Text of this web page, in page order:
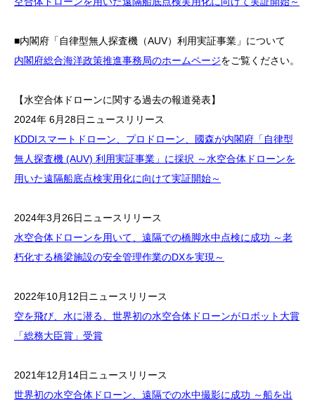
■内閣府「自律型無人探査機（AUV）利用実証事業」について
内閣府総合海洋政策推進事務局のホームページをご覧ください。
【水空合体ドローンに関する過去の報道発表】
2024年 6月28日ニュースリリース
KDDIスマートドローン、プロドローン、國森が内閣府「自律型
無人探査機 (AUV) 利用実証事業」に採択 ～水空合体ドローンを
用いた遠隔船底点検実用化に向けて実証開始～
2024年3月26日ニュースリリース
水空合体ドローンを用いて、遠隔での橋脚水中点検に成功 ～老
朽化する橋梁施設の安全管理作業のDXを実現～
2022年10月12日ニュースリリース
空を飛び、水に潜る、世界初の水空合体ドローンがロボット大賞
「総務大臣賞」受賞
2021年12月14日ニュースリリース
世界初の水空合体ドローン、遠隔での水中撮影に成功 ～船を出